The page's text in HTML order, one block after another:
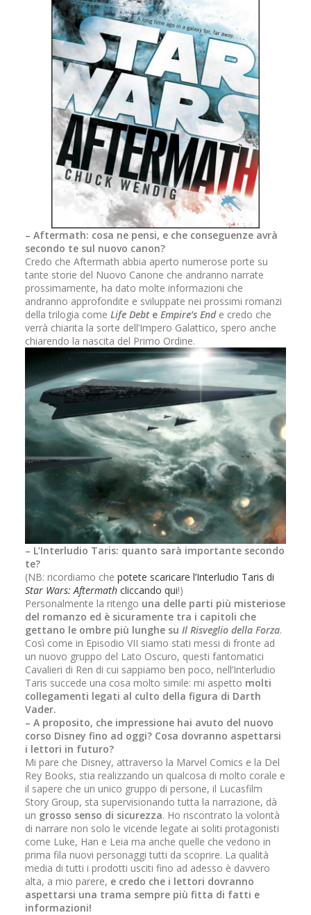
– Aftermath: cosa ne pensi, e che conseguenze avrà
secondo te sul nuovo canon?
Credo che Aftermath abbia aperto numerose porte su
tante storie del Nuovo Canone che andranno narrate
prossimamente, ha dato molte informazioni che
andranno approfondite e sviluppate nei prossimi romanzi
della trilogia come Life Debt e Empire’s Ende credo che
verrà chiarita la sorte dell’Impero Galattico, spero anche
chiarendo la nascita del Primo Ordine.
– L’Interludio Taris: quanto sarà importante secondo
te?
(NB: ricordiamo che potete scaricare l’Interludio Taris di
Star Wars: Aftermath cliccando qui!)
Personalmente la ritengo una delle parti più misteriose
del romanzo ed è sicuramente tra i capitoli che
gettano le ombre più lunghe su Il Risveglio della Forza.
Così come in Episodio VII siamo stati messi di fronte ad
un nuovo gruppo del Lato Oscuro, questi fantomatici
Cavalieri di Ren di cui sappiamo ben poco, nell’Interludio
Taris succede una cosa molto simile: mi aspetto molti
collegamenti legati al culto della figura di Darth
Vader.
– A proposito, che impressione hai avuto del nuovo
corso Disney fino ad oggi? Cosa dovranno aspettarsi
i lettori in futuro?
Mi pare che Disney, attraverso la Marvel Comics e la Del
Rey Books, stia realizzando un qualcosa di molto corale e
il sapere che un unico gruppo di persone, il Lucasfilm
Story Group, sta supervisionando tutta la narrazione, dà
un grosso senso di sicurezza. Ho riscontrato la volontà
di narrare non solo le vicende legate ai soliti protagonisti
come Luke, Han e Leia ma anche quelle che vedono in
prima fila nuovi personaggi tutti da scoprire. La qualità
media di tutti i prodotti usciti fino ad adesso è davvero
alta, a mio parere, e credo che i lettori dovranno
aspettarsi una trama sempre più fitta di fatti e
informazioni!